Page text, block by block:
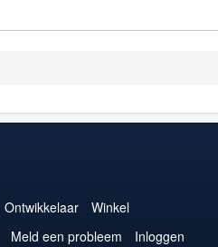
Ontwikkelaar
Winkel
Meld een probleem Inloggen